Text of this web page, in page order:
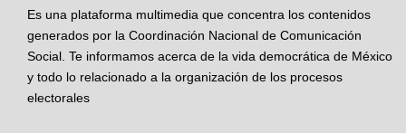
Es una plataforma multimedia que concentra los contenidos
generados por la Coordinación Nacional de Comunicación
Social. Te informamos acerca de la vida democrática de México
y todo lo relacionado a la organización de los procesos
electorales